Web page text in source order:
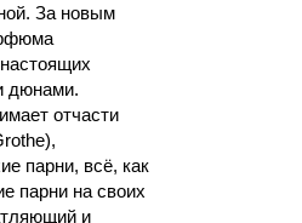
За новым
дюнами.
отчасти
парни, всё, как
парни на своих
и